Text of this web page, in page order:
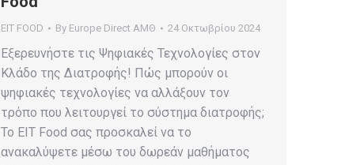
EIT FOOD By Europe Direct ΑΜΘ 24 Οκτωβρίου 2024
Εξερευνήστε τις Ψηφιακές Τεχνολογίες στον
Κλάδο της Διατροφής! Πώς μπορούν οι
ψηφιακές τεχνολογίες να αλλάξουν τον
τρόπο που λειτουργεί το σύστημα διατροφής;
Το EIT Food σας προσκαλεί να το
ανακαλύψετε μέσω του δωρεάν μαθήματος